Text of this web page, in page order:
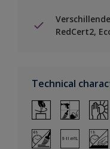
RedCert2,
Technical